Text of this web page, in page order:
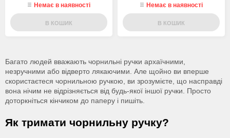
Немає в наявності
В КОШИК
Немає в наявності
В КОШИК
Багато людей вважають чорнильні ручки архаїчними,
незручними або відверто лякаючими. Але щойно ви вперше
скористаєтеся чорнильною ручкою, ви зрозумієте, що насправді
вона нічим не відрізняється від будь-якої іншої ручки. Просто
доторкніться кінчиком до паперу і пишіть.
Як тримати чорнильну ручку?